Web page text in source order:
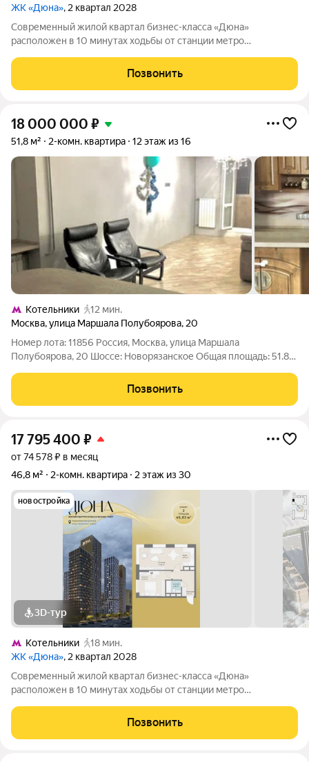
ЖК «Дюна», 2 квартал 2028
Современный жилой квартал бизнес-класса «Дюна»
расположен в 10 минутах ходьбы от станции метро
Дзержинского шоссе. Квартал находится в районе с развитой
инфраструктурой: в непосредственной
Позвонить
18 000 000 ₽
51,8 м² 2-комн. квартира 12 этаж из 16
Котельники
12 мин.
Москва,улица Маршала Полубоярова, 20
Номер лота: 11856 Россия, Москва, улица Маршала
Полубоярова, 20 Шоссе: Новорязанское Общая площадь: 51.80
Кухня-гостинная, Квартира переделана из 2-комнатной в 1-
комнатную Продаётся
Позвонить
17 795 400 ₽
от 74 578 ₽ в месяц
46,8 м²
2-комн. квартира 2 этаж из 30
новостройка
3D-тур
Котельники
18 мин.
ЖК «Дюна», 2 квартал 2028
Современный жилой квартал бизнес-класса «Дюна»
расположен в 10 минутах ходьбы от станции метро
Дзержинского шоссе. Квартал находится в районе с развитой
инфраструктурой: в непосредственной
Позвонить